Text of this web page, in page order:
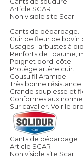
Article SCAR
Non visible site Scar
Gants de débardage.
Cuir de fleur de bovin
Usages : arbustes à
Renforts de : paume,
Poignet bord-côte.
Protège artère cuir.
Cousu fil Aramide.
Très bonne résistance
Grande souplesse et
Conformes aux
Sur cavalier. Voir le
Gants de débardage
Article SCAR
Non visible site Scar